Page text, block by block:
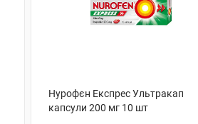
Нурофєн Експрес Ультракап
капсули 200 мг 10 шт